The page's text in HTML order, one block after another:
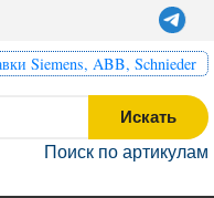
Siemens, ABB, Schnieder
Искать
Поиск по артикулам